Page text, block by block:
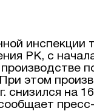
инспекции
РК, с
этом
снизился на